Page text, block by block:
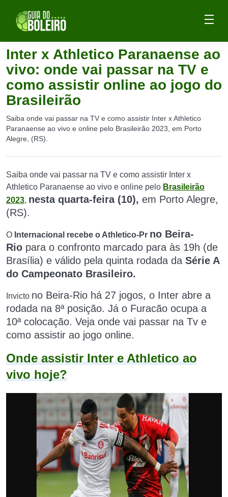
Inter x Athletico Paranaense ao
vivo: onde vai passar na TV e
como assistir online ao jogo do
Brasileirão
Saiba onde vai passar na TV e como assistir Inter x Athletico
Paranaense ao vivo e online pelo Brasileirão 2023, em Porto
Alegre, (RS).
Saiba onde vai passar na TV e como assistir Inter x
Athletico Paranaense ao vivo e online pelo Brasileirão
2023, nesta quarta-feira (10), em Porto Alegre,
(RS).
O Internacional recebe o Athletico-Pr no Beira-
Rio para o confronto marcado para às 19h (de
Brasília) e válido pela quinta rodada da Série A
do Campeonato Brasileiro.
Invicto no Beira-Rio há 27 jogos, o Inter abre a
rodada na 8ª posição. Já o Furacão ocupa a
10ª colocação. Veja onde vai passar na Tv e
como assistir ao jogo online.
Onde assistir Inter e Athletico ao
vivo hoje?